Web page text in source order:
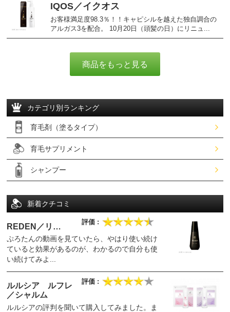
IQOS／イクオス
お客様満足度98.3％！！キャピシルを越えた独自調合の
アルガス3を配合。 10月20日（頭髪の日）にリニュ...
商品をもっと見る
カテゴリ別ランキング
育毛剤（塗るタイプ）
育毛サプリメント
シャンプー
新着クチコミ
REDEN／リ…
ぷろたんの動画を見ていたら、やはり使い続け
ていると効果があるのが、わかるので自分も使
い続けてみよ...
ルルシア ルフレ
／シャルム
ルルシアの評判を聞いて購入してみました。ま